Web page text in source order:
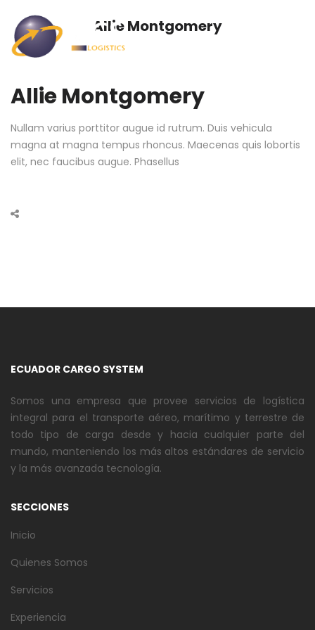
Allie Montgomery
Allie Montgomery
Nullam varius porttitor augue id rutrum. Duis vehicula
magna at magna tempus rhoncus. Maecenas quis lobortis
elit, nec faucibus augue. Phasellus
ECUADOR CARGO SYSTEM
Somos una empresa que provee servicios de logística
integral para el transporte aéreo, marítimo y terrestre de
todo tipo de carga desde y hacia cualquier parte del
mundo, manteniendo los más altos estándares de servicio
y la más avanzada tecnología.
SECCIONES
Inicio
Quienes Somos
Servicios
Experiencia